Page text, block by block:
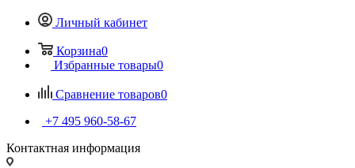
Личный кабинет
Корзина0
Избранные товары0
Сравнение товаров0
+7 495 960-58-67
Контактная информация